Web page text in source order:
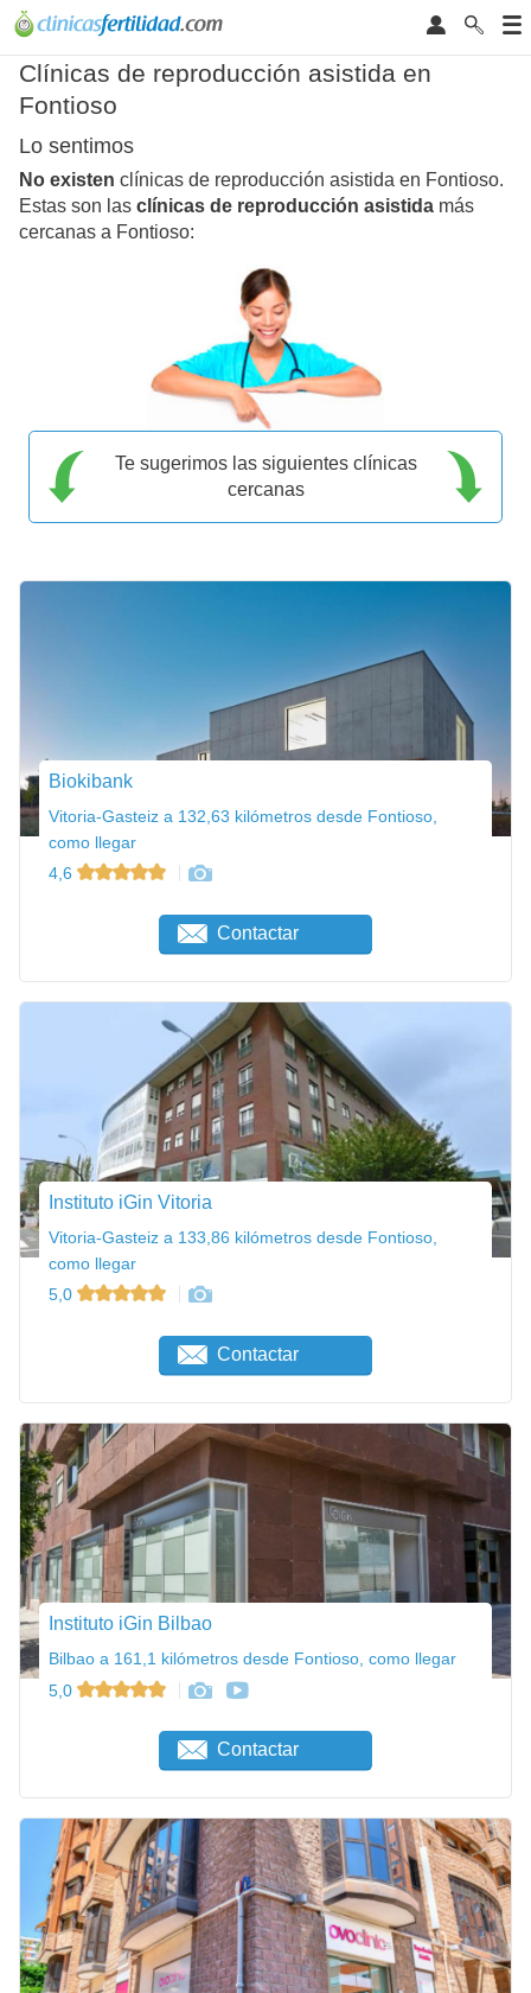
Clínicas de reproducción asistida en
Fontioso
Lo sentimos
No existen clínicas de reproducción asistida en Fontioso.
Estas son las clínicas de reproducción asistida más
cercanas a Fontioso:
Te sugerimos las siguientes clínicas
cercanas
Biokibank
Vitoria-Gasteiz a 132,63 kilómetros desde Fontioso,
como llegar
4,6
Contactar
Instituto iGin Vitoria
Vitoria-Gasteiz a 133,86 kilómetros desde Fontioso,
como llegar
5,0
Contactar
Instituto iGin Bilbao
Bilbao a 161,1 kilómetros desde Fontioso, como llegar
5,0
Contactar